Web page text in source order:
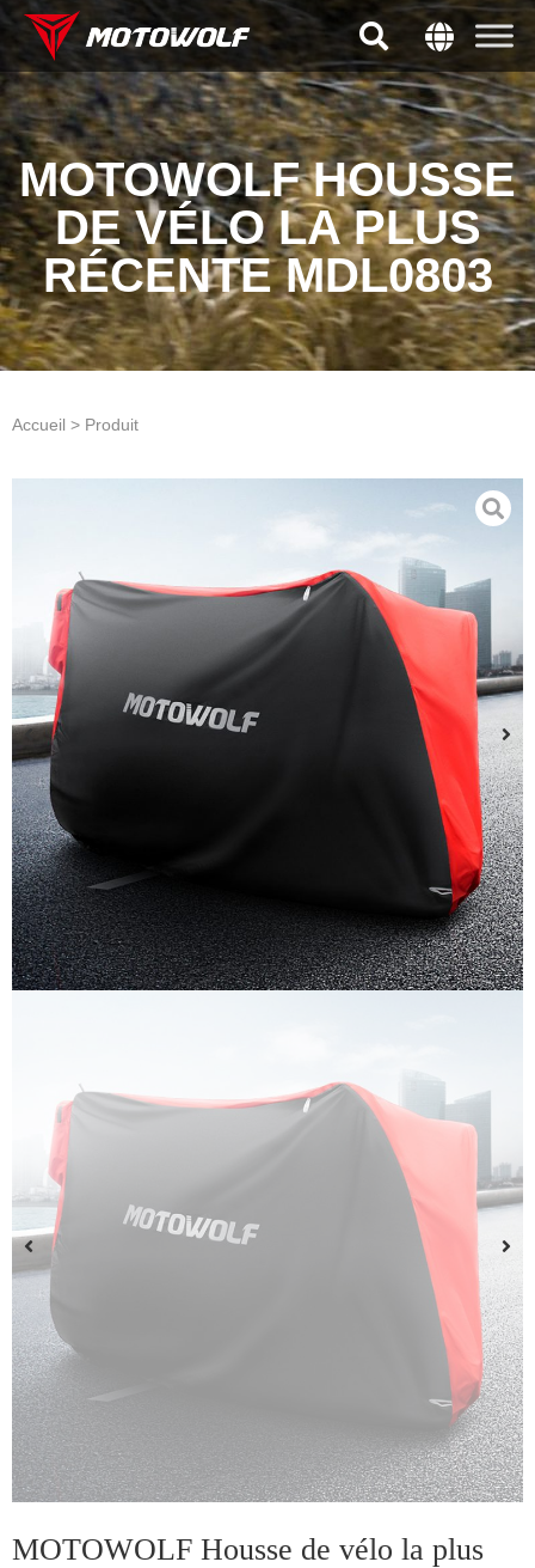
MOTOWOLF HOUSSE
DE VÉLO LA PLUS
RÉCENTE MDL0803
Accueil > Produit
MOTOWOLF Housse de vélo la plus